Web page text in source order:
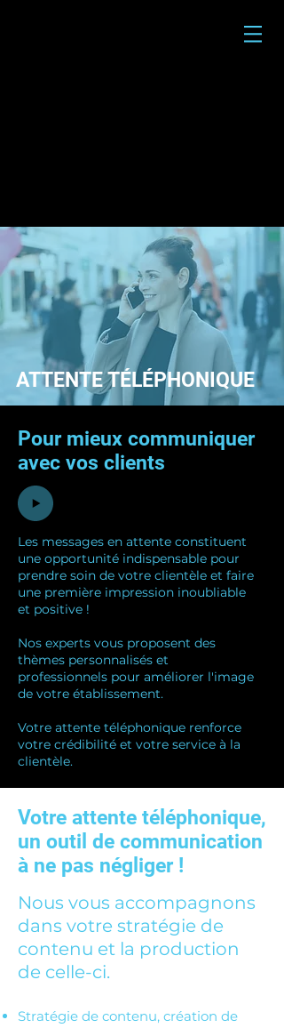
ATTENTE TÉLÉPHONIQUE
Pour mieux communiquer
avec vos clients
Les messages en attente constituent
une opportunité indispensable pour
prendre soin de votre clientèle et faire
une première impression inoubliable
et positive !
Nos experts vous proposent des
thèmes personnalisés et
professionnels pour améliorer l'image
de votre établissement.
Votre attente téléphonique renforce
votre crédibilité et votre service à la
clientèle.
Votre attente téléphonique,
un outil de communication
à ne pas négliger !
Nous vous accompagnons
dans votre stratégie de
contenu et la production
de celle-ci.
Stratégie de contenu, création de